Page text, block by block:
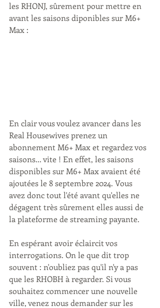
les RHONJ, sûrement pour mettre en
avant les saisons diponibles sur M6+
Max :
En clair vous voulez avancer dans les
Real Housewives prenez un
abonnement M6+ Max et regardez vos
saisons... vite ! En effet, les saisons
disponibles sur M6+ Max avaient été
ajoutées le 8 septembre 2024. Vous
avez donc tout l'été avant qu'elles ne
dégagent très sûrement elles aussi de
la plateforme de streaming payante.
En espérant avoir éclaircit vos
interrogations. On le que dit trop
souvent : n'oubliez pas qu'il n'y a pas
que les RHOBH à regarder. Si vous
souhaitez commencer une nouvelle
ville, venez nous demander sur les